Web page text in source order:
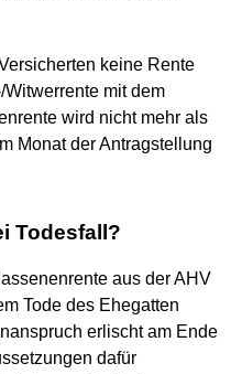
keine Rente
mit dem
wird nicht mehr als
Monat der Antragstellung
Todesfall?
aus der AHV
Tode des Ehegatten
erlischt am Ende
dafür